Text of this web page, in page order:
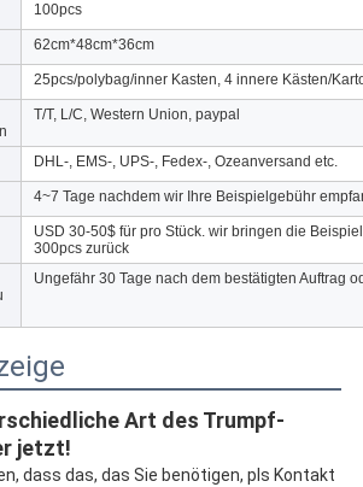
100pcs
62cm*48cm*36cm
25pcs/polybag/inner Kasten, 4 innere Kästen/
T/T, L/C, Western Union, paypal
DHL-, EMS-, UPS-, Fedex-, Ozeanversand etc.
4~7 Tage nachdem wir Ihre Beispielgebühr
USD 30-50$ für pro Stück. wir bringen die
300pcs zurück
Ungefähr 30 Tage nach dem bestätigten Auftrag
Art des Trumpf-
jetzt!
dass das, das Sie benötigen, pls Kontakt